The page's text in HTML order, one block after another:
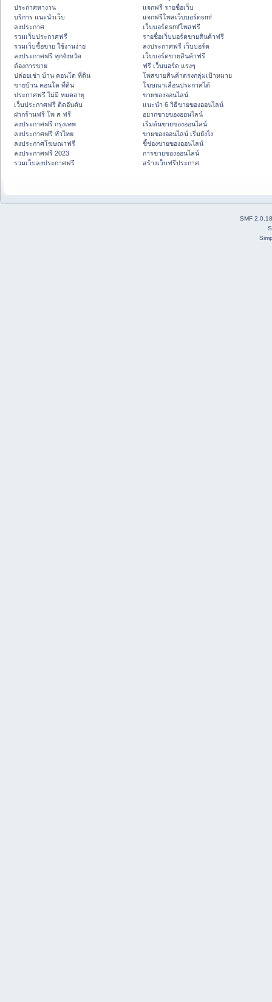
ประกาศหางาน
บริการ แนะนำเว็บ
ลงประกาศ
รวมเว็บประกาศฟรี
รวมเว็บซื้อขาย ใช้งานง่าย
ลงประกาศฟรี ทุกจังหวัด
ต้องการขาย
ปล่อยเช่า บ้าน คอนโด ที่ดิน
ขายบ้าน คอนโด ที่ดิน
ประกาศฟรี ไม่มี หมดอายุ
เว็บประกาศฟรี ติดอันดับ
ฝากร้านฟรี โพ ส ฟรี
ลงประกาศฟรี กรุงเทพ
ลงประกาศฟรี ทั่วไทย
ลงประกาศโฆษณาฟรี
ลงประกาศฟรี 2023
รวมเว็บลงประกาศฟรี
แจกฟรี รายชื่อเว็บ
แจกฟรีโพสเว็บบอร์ดsmf
เว็บบอร์ดsmfโพสฟรี
รายชื่อเว็บบอร์ดขายสินค้าฟรี
ลงประกาศฟรี เว็บบอร์ด
เว็บบอร์ดขายสินค้าฟรี
ฟรี เว็บบอร์ด แรงๆ
โพสขายสินค้าตรงกลุ่มเป้าหมาย
โฆษณาเลื่อนประกาศได้
ขายของออนไลน์
แนะนำ 6 วิธีขายของออนไลน์
อยากขายของออนไลน์
เริ่มต้นขายของออนไลน์
ขายของออนไลน์ เริ่มยังไง
ชี้ช่องขายของออนไลน์
การขายของออนไลน์
สร้างเว็บฟรีประกาศ
SMF 2.0.18